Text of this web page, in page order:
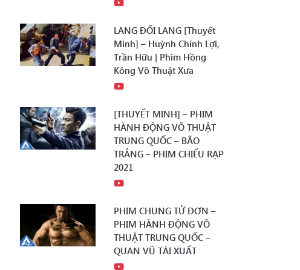
LANG ĐỐI LANG [Thuyết
Minh] – Huỳnh Chính Lợi,
Trần Hữu | Phim Hồng
Kông Võ Thuật Xưa
[THUYẾT MINH] – PHIM
HÀNH ĐỘNG VÕ THUẬT
TRUNG QUỐC – BÃO
TRẮNG – PHIM CHIẾU RẠP
2021
PHIM CHUNG TỬ ĐƠN –
PHIM HÀNH ĐỘNG VÕ
THUẬT TRUNG QUỐC –
QUAN VŨ TÁI XUẤT